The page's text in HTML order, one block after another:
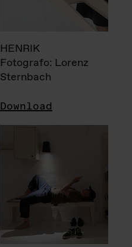
HENRIK
Fotografo: Lorenz
Sternbach
Download